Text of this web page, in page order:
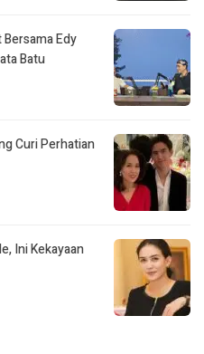
Edy
Batu
Curi Perhatian
Ini Kekayaan